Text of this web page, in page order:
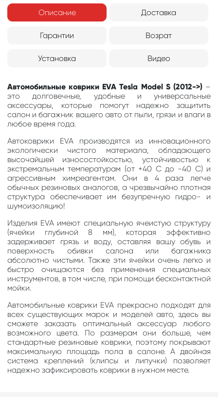
Описание Доставка
Гарантии Возрат
Установка Видео
Автомобильные коврики EVA Tesla Model S (2012->) –
это долговечные, удобные и универсальные
аксессуары, которые помогут надежно защитить
салон и багажник вашего авто от пыли, грязи и влаги в
любое время года.
Автоковрики EVA производятся из инновационного
экологически чистого материала, обладающего
высочайшей износостойкостью, устойчивостью к
экстремальным температурам (от +40 С до -40 С) и
агрессивным химреагентам. Они в 4 раза легче
обычных резиновых аналогов, а чрезвычайно плотная
структура обеспечивает им безупречную гидро- и
шумоизоляцию!
Изделия EVA имеют специальную ячеистую структуру
(ячейки глубиной 8 мм), которая эффективно
задерживает грязь и воду, оставляя вашу обувь и
поверхность обивки салона или багажника
абсолютно чистыми. Также эти ячейки очень легко и
быстро очищаются без применения специальных
инструментов, в том числе, при помощи бесконтактной
мойки.
Автомобильные коврики EVA прекрасно подходят для
всех существующих марок и моделей авто, здесь вы
сможете заказать оптимальный аксессуар любого
возможного цвета. По размерам они больше, чем
стандартные резиновые коврики, поэтому покрывают
максимальную площадь пола в салоне. А двойная
система креплений (клипсы и липучки) позволяет
надежно зафиксировать коврики в нужном месте.